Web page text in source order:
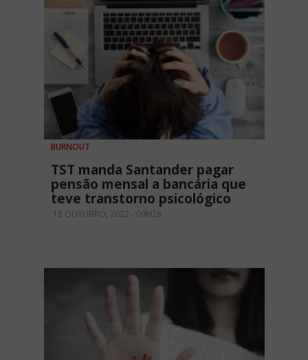
BURNOUT
TST manda Santander pagar
pensão mensal a bancária que
teve transtorno psicológico
18 OUTUBRO, 2022 - 09H28